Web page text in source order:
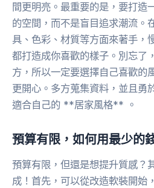
間更明亮。最重要的是，要打造
的空間，而不是盲目追求潮流。
具、色彩、材質等方面來著手，
都打造成你喜歡的樣子。別忘了
方，所以一定要選擇自己喜歡的
更開心。多方蒐集資料，並且勇
適合自己的 **居家風格** 。
預算有限，如何用最少的
預算有限，但還是想提升質感？
成！首先，可以從改造軟裝開始